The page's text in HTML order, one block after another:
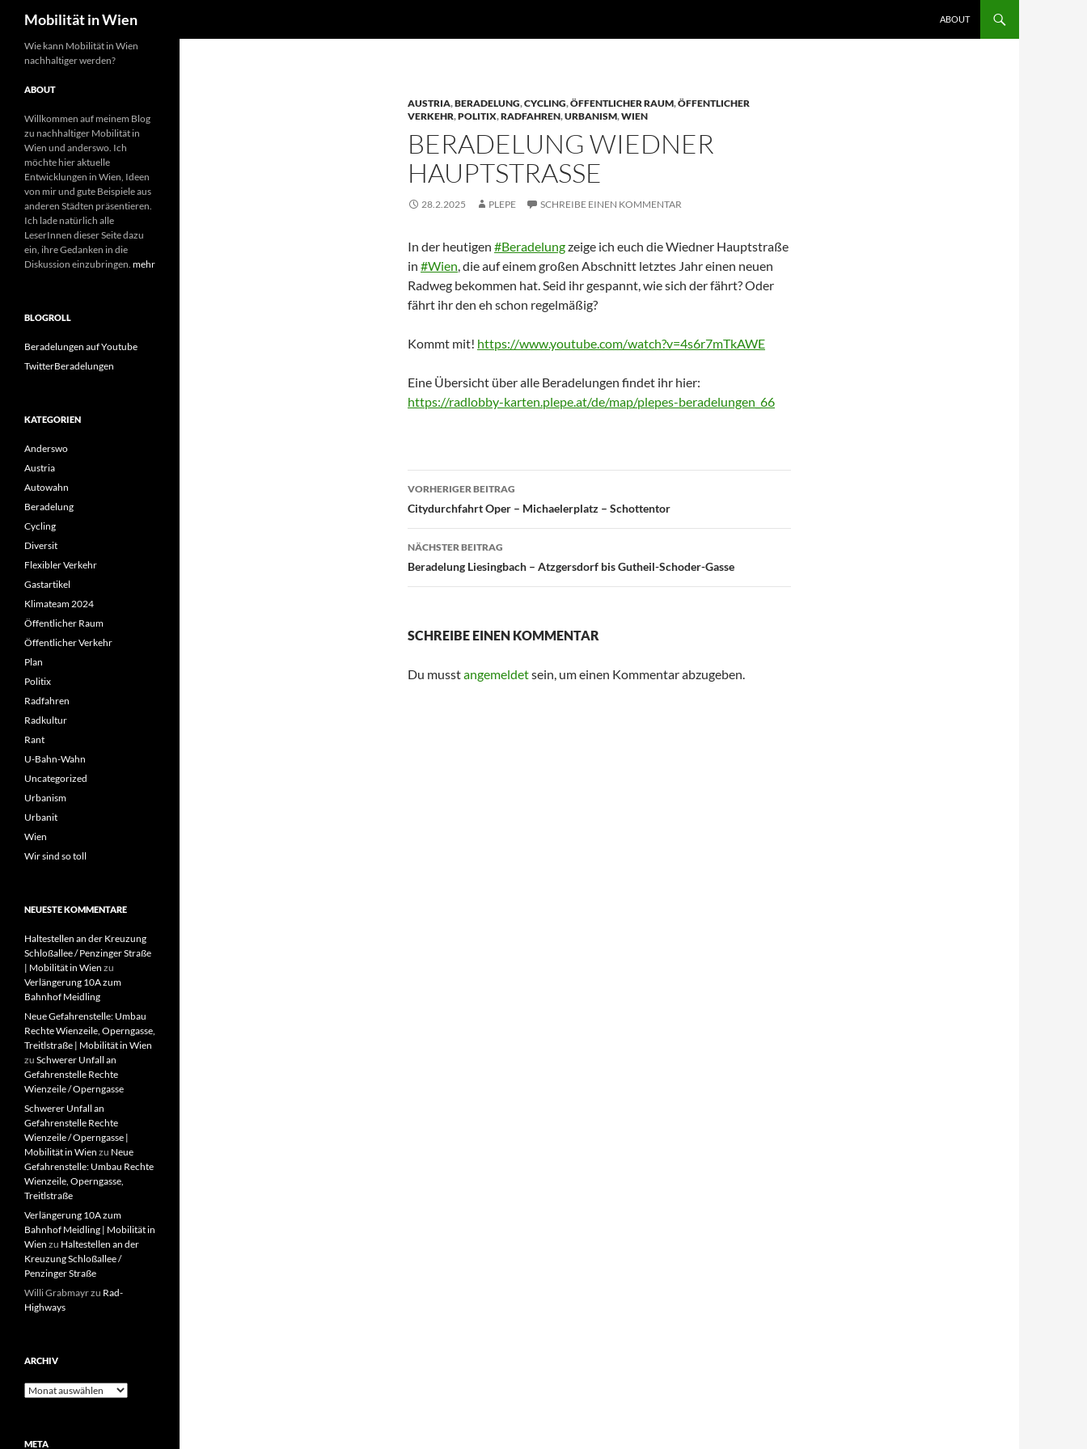
Mobilität in Wien
ABOUT
AUSTRIA,BERADELUNG,CYCLING,ÖFFENTLICHER RAUM,ÖFFENTLICHER
VERKEHR,POLITIX,RADFAHREN,URBANISM,WIEN
BERADELUNG WIEDNER
HAUPTSTRASSE
28.2.2025 PLEPE SCHREIBE EINEN KOMMENTAR
In der heutigen #Beradelungzeige ich euch die Wiedner Hauptstraße
in #Wien, die auf einem großen Abschnitt letztes Jahr einen neuen
Radweg bekommen hat. Seid ihr gespannt, wie sich der fährt? Oder
fährt ihr den eh schon regelmäßig?
Kommt mit! https://www.youtube.com/watch?v=4s6r7mTkAWE
Eine Übersicht über alle Beradelungen findet ihr hier:
https://radlobby-karten.plepe.at/de/map/plepes-beradelungen_66
Beitrags-
Navigation
VORHERIGER BEITRAG
Citydurchfahrt Oper – Michaelerplatz – Schottentor
NÄCHSTER BEITRAG
Beradelung Liesingbach – Atzgersdorf bis Gutheil-Schoder-Gasse
SCHREIBE EINEN KOMMENTAR
Du musstangemeldetsein, um einen Kommentar abzugeben.
Wie kann Mobilität in Wien
nachhaltiger werden?
ABOUT
Willkommen auf meinem Blog
zu nachhaltiger Mobilität in
Wien und anderswo. Ich
möchte hier aktuelle
Entwicklungen in Wien, Ideen
von mir und gute Beispiele aus
anderen Städten präsentieren.
Ich lade natürlich alle
LeserInnen dieser Seite dazu
ein, ihre Gedanken in die
Diskussion einzubringen. mehr
BLOGROLL
Beradelungen auf Youtube
TwitterBeradelungen
KATEGORIEN
Anderswo
Austria
Autowahn
Beradelung
Cycling
Diversit
Flexibler Verkehr
Gastartikel
Klimateam 2024
Öffentlicher Raum
Öffentlicher Verkehr
Plan
Politix
Radfahren
Radkultur
Rant
U-Bahn-Wahn
Uncategorized
Urbanism
Urbanit
Wien
Wir sind so toll
NEUESTE KOMMENTARE
Haltestellen an der Kreuzung
Schloßallee / Penzinger Straße
| Mobilität in Wien zu
Verlängerung 10A zum
Bahnhof Meidling
Neue Gefahrenstelle: Umbau
Rechte Wienzeile, Operngasse,
Treitlstraße | Mobilität in Wien
zu Schwerer Unfall an
Gefahrenstelle Rechte
Wienzeile / Operngasse
Schwerer Unfall an
Gefahrenstelle Rechte
Wienzeile / Operngasse |
Mobilität in Wien zu Neue
Gefahrenstelle: Umbau Rechte
Wienzeile, Operngasse,
Treitlstraße
Verlängerung 10A zum
Bahnhof Meidling | Mobilität in
Wien zu Haltestellen an der
Kreuzung Schloßallee /
Penzinger Straße
Willi Grabmayrzu Rad-
Highways
ARCHIV
Archiv
META